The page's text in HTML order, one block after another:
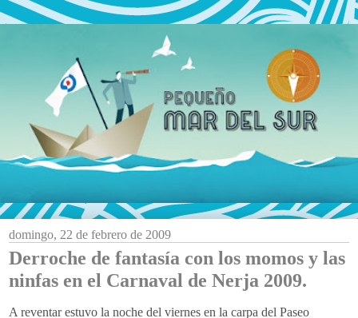
domingo, 22 de febrero de 2009
Derroche de fantasía con los momos y las
ninfas en el Carnaval de Nerja 2009.
A reventar estuvo la noche del viernes en la carpa del Paseo